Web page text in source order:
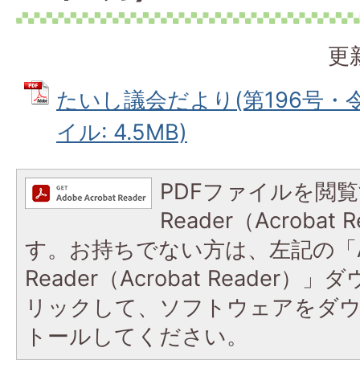
更
たいし議会だより(第196号・
イル: 4.5MB)
PDFファイルを閲
Reader（Acrobat
す。お持ちでない方は、左記の
Reader（Acrobat Reader）」ダ
リックして、ソフトウェアをダ
トールしてください。